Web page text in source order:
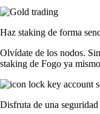
Haz staking de forma
Olvídate de los nodos.
staking de Fogo ya
Disfruta de una seguridad